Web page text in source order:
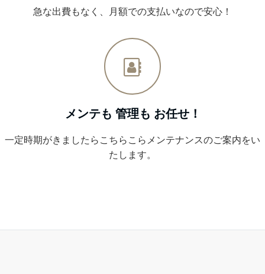
急な出費もなく、月額での支払いなので安心！
メンテも 管理も お任せ！
一定時期がきましたらこちらこらメンテナンスのご案内をい
たします。